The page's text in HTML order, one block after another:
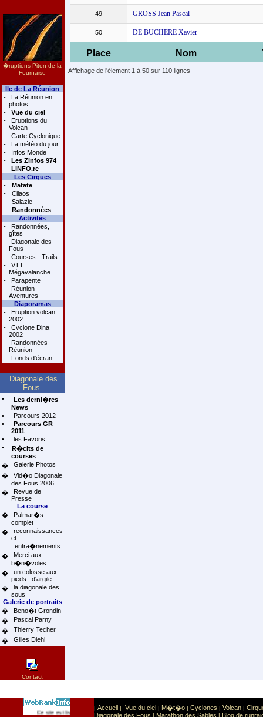
�ruptions Piton de la
Fournaise
Ile de La Réunion
-
La Réunion en
photos
-
Vue du ciel
-
Eruptions du
Volcan
-
Carte Cyclonique
-
La météo du jour
-
Infos Monde
-
Les Zinfos 974
-
LINFO.re
Les Cirques
-
Mafate
-
Cilaos
-
Salazie
-
Randonnées
Activités
-
Randonnées,
gîtes
-
Diagonale des
Fous
-
Courses - Trails
-
VTT
Mégavalanche
-
Parapente
-
Réunion
Aventures
Diaporamas
-
Eruption volcan
2002
-
Cyclone Dina
2002
-
Randonnées
Réunion
-
Fonds d'écran
Diagonale des
Fous
•
Les derni�res
News
•
Parcours 2012
•
Parcours GR
2011
•
les Favoris
•
R�cits de
courses
�
Galerie Photos
�
Vid�o Diagonale
des Fous 2006
�
Revue de
Presse
La course
�
Palmar�s
complet
�
reconnaissances
et
entra�nements
�
Merci aux
b�n�voles
�
un colosse aux
pieds d'argile
�
la diagonale des
sous
Galerie de portraits
�
Beno�t Grondin
�
Pascal Parny
�
Thierry Techer
�
Gilles Diehl
Contact
Place Nom
49 GROSS Jean Pascal
50 DE BUCHERE Xavier
Affichage de l'élement 1 à 50 sur 110 lignes
Ce site est list� dans la cat�gorie Sport: Sports extr�mes
| Accueil | Vue du ciel | M�t�o | Cyclones | Volcan |
Diagonale des Fous | Marathon des Sables | Blog de